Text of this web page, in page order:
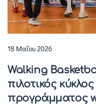
18 Μαΐου 2026
Walking
πιλοτικός
προγράμματος